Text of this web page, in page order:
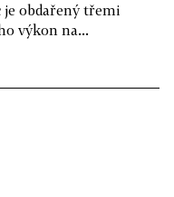
je obdařený třemi
výkon na...